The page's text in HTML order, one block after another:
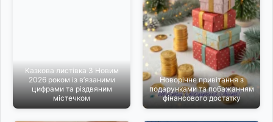
Казкова листівка З Новим
2026 роком із в’язаними
цифрами та різдвяним
містечком
Новорічне привітання з
подарунками та побажанням
фінансового достатку